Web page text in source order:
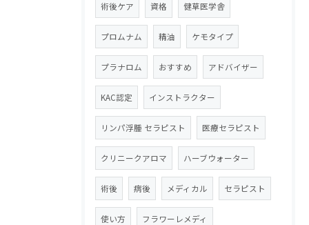
術後ケア 資格 健草医学舎
プロムナム 精油 ケモタイプ
プラナロム おすすめ アドバイザー
KAC認定 インストラクター
リンパ浮腫 セラピスト 医療セラピスト
クリニークアロマ ハーブウォーター
術後 病後 メディカル セラピスト
使い方 フラワーレメディ